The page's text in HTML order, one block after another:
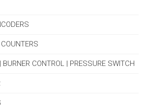
BURNER CONTROL | PRESSURE SWITCH